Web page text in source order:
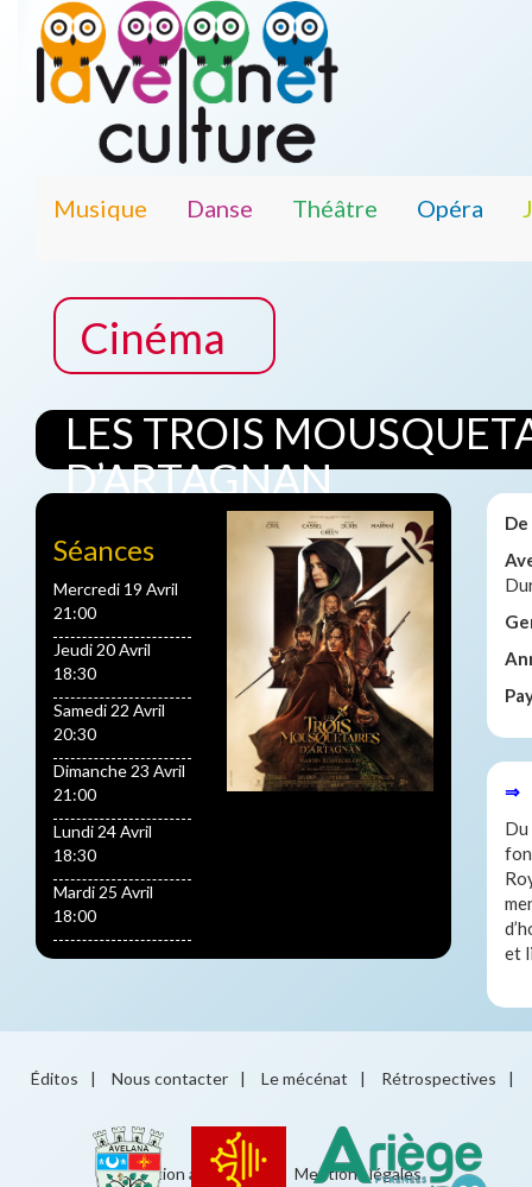
Musique Danse Théâtre Opéra
Cinéma
LES TROIS
D’ARTAGNAN
Séances
Mercredi 19 Avril
21:00
Jeudi 20 Avril
18:30
Samedi 22 Avril
20:30
Dimanche 23 Avril
21:00
Lundi 24 Avril
18:30
Mardi 25 Avril
18:00
De
⇒
Du
et
Éditos | Nous contacter | Le mécénat | Rétrospectives |
Éducation artistique Mentions légales